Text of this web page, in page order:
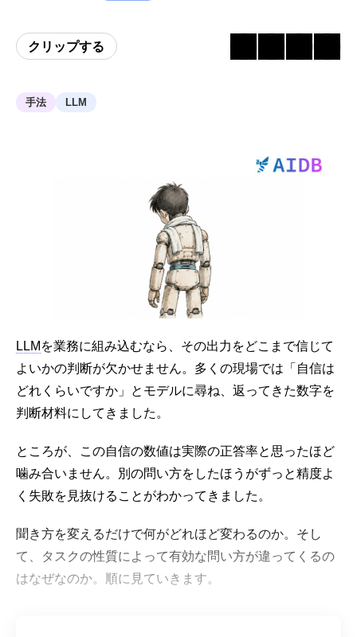
クリップする
手法 LLM
LLM を業務に組み込むなら、その出力をどこまで信じて
よいかの判断が欠かせません。多くの現場では「自信は
どれくらいですか」とモデルに尋ね、返ってきた数字を
判断材料にしてきました。
ところが、この自信の数値は実際の正答率と思ったほど
噛み合いません。別の問い方をしたほうがずっと精度よ
く失敗を見抜けることがわかってきました。
聞き方を変えるだけで何がどれほど変わるのか。そし
て、タスクの性質によって有効な問い方が違ってくるの
はなぜなのか。順に見ていきます。